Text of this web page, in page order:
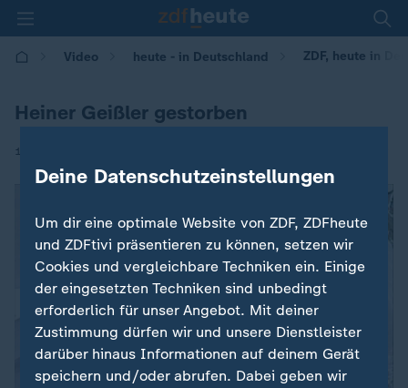
Video heute - in Deutschland ZDF, heute in
Heiner Geißler gestorben
12.09.2017 | 14:00
Deine Datenschutzeinstellungen
Um dir eine optimale Website von ZDF, ZDFheute
und ZDFtivi präsentieren zu können, setzen wir
Cookies und vergleichbare Techniken ein. Einige
der eingesetzten Techniken sind unbedingt
erforderlich für unser Angebot. Mit deiner
Zustimmung dürfen wir und unsere Dienstleister
darüber hinaus Informationen auf deinem Gerät
speichern und/oder abrufen. Dabei geben wir